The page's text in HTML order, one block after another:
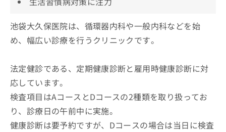
池袋大久保医院は、循環器内科や一般内科などを始
め、幅広い診療を行うクリニックです。
法定健診である、定期健康診断と雇用時健康診断に対
応しています。
検査項目はAコースとDコースの2種類を取り扱ってお
り、診療日の午前中に実施。
健康診断は要予約ですが、Dコースの場合は当日に検査